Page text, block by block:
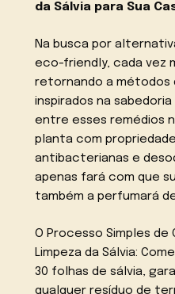
da Sálvia para Sua
Na busca por
eco-friendly, cada vez
retornando a métodos
inspirados na sabedoria
entre esses remédios
planta com
antibacterianas e
apenas fará com que
também a perfumará
O Processo Simples de
Limpeza da Sálvia:
30 folhas de sálvia,
qualquer resíduo de